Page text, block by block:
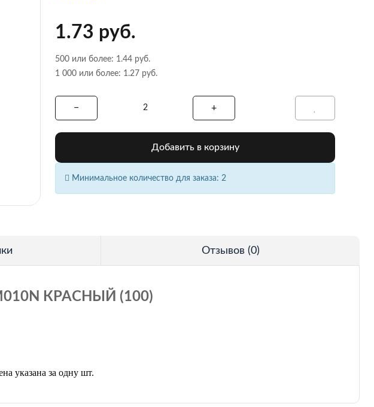
1.73 руб.
500 или более: 1.44 руб.
1 000 или более: 1.27 руб.
Добавить в корзину
Минимальное количество для заказа: 2
Отзывов (0)
КРАСНЫЙ (100)
указана за одну шт.